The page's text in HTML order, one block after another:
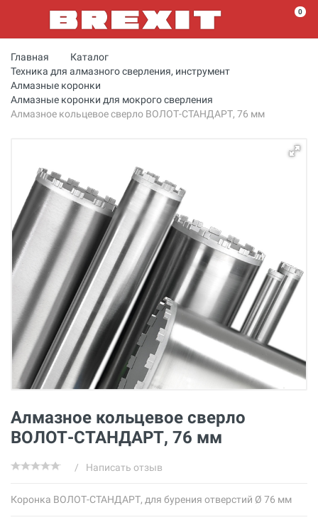
0
Главная
Каталог
Техника для алмазного сверления, инструмент
Алмазные коронки
Алмазные коронки для мокрого сверления
Алмазное кольцевое сверло ВОЛОТ-СТАНДАРТ, 76 мм
Алмазное кольцевое сверло
ВОЛОТ-СТАНДАРТ, 76 мм
/ Написать отзыв
Коронка ВОЛОТ-СТАНДАРТ, для бурения отверстий Ø 76 мм